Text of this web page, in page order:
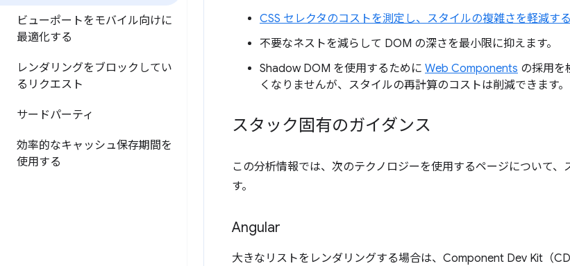
ビューポートをモバイル向けに
最適化する
レンダリングをブロックしてい
るリクエスト
サードパーティ
効率的なキャッシュ保存期間を
使用する
CSS セレクタのコストを測定し、スタイルの複雑さを軽減する
不要なネストを減らして DOM の深さを最小限に抑えます。
Shadow DOM を使用するために Web Components の採用を
くなりませんが、スタイルの再計算のコストは削減できます。
スタック固有のガイダンス
この分析情報では、次のテクノロジーを使用するページについて
す。
Angular
大きなリストをレンダリングする場合は、Component Dev Kit（